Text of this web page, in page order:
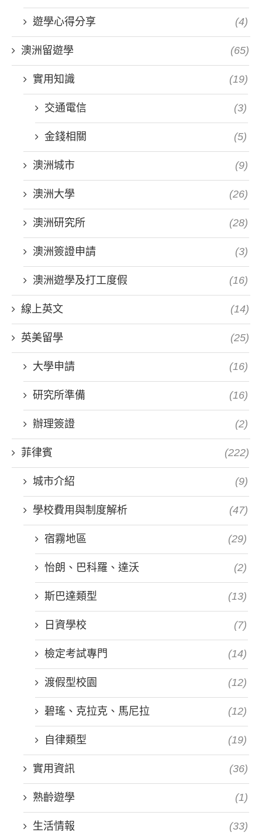
遊學心得分享 (4)
澳洲留遊學 (65)
實用知識 (19)
交通電信 (3)
金錢相關 (5)
澳洲城市 (9)
澳洲大學 (26)
澳洲研究所 (28)
澳洲簽證申請 (3)
澳洲遊學及打工度假 (16)
線上英文 (14)
英美留學 (25)
大學申請 (16)
研究所準備 (16)
辦理簽證 (2)
菲律賓 (222)
城市介紹 (9)
學校費用與制度解析 (47)
宿霧地區 (29)
怡朗、巴科羅、達沃 (2)
斯巴達類型 (13)
日資學校 (7)
檢定考試專門 (14)
渡假型校園 (12)
碧瑤、克拉克、馬尼拉 (12)
自律類型 (19)
實用資訊 (36)
熟齡遊學 (1)
生活情報 (33)